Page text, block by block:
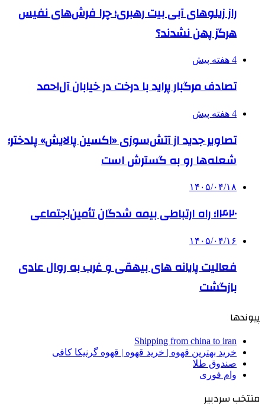
راز زیلوهای آبی بیت رهبری؛ چرا فرش‌های نفیس
هرگز پهن نشدند؟
4 هفته پیش
تصادف مرگبار پراید با درخت در خیابان آل‌احمد
4 هفته پیش
تصاویر جدید از آتش‌سوزی «اکسین پالایش» پلدختر؛
شعله‌ها رو به گسترش است
۱۴۰۵/۰۴/۱۸
۱۴۲۰؛ راه ارتباطی بیمه شدگان تأمین‌اجتماعی
۱۴۰۵/۰۴/۱۶
فعالیت پایانه های بیهقی و غرب به روال عادی
بازگشت
پیوندها
Shipping from china to iran
خرید بهترین قهوه | خرید قهوه | قهوه گرنیکا کافی
صندوق طلا
وام فوری
منتخب سردبیر